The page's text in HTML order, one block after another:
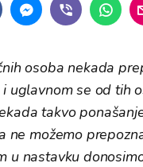
osoba nekada
uglavnom se od tih
takvo
ne možemo
u nastavku